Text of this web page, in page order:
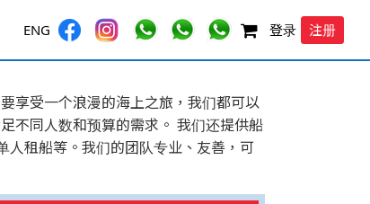
ENG 登录 注册
享受一个浪漫的海上之旅，我们都可以
不同人数和预算的需求。 我们还提供船
人租船等。我们的团队专业、友善，可